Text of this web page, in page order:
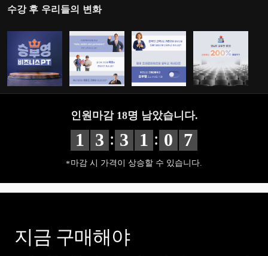
수강 후 우리들의 변화
인원마감 18명 남았습니다.
1 3 : 3 1 : 0 5
마감 시 가격이 상승할 수 있습니다.
지금 구매해야